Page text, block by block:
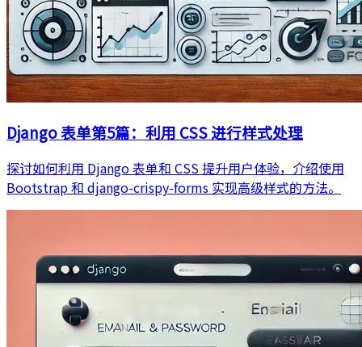
Django 表单第5篇：利用 CSS 进行样式处理
探讨如何利用 Django 表单和 CSS 提升用户体验，介绍使用
Bootstrap 和 django-crispy-forms 实现高级样式的方法。